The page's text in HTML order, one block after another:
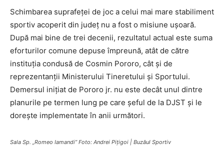
Schimbarea suprafeţei de joc a celui mai mare stabiliment
sportiv acoperit din judeţ nu a fost o misiune uşoară.
După mai bine de trei decenii, rezultatul actual este suma
eforturilor comune depuse împreună, atât de către
instituţia condusă de Cosmin Pororo, cât şi de
reprezentanţii Ministerului Tineretului şi Sportului.
Demersul iniţiat de Pororo jr. nu este decât unul dintre
planurile pe termen lung pe care şeful de la DJST şi le
doreşte implementate în anii următori.
Sala Sp. „Romeo Iamandi” Foto: Andrei Piţigoi | Buzăul Sportiv